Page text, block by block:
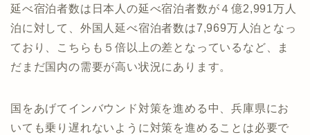
延べ宿泊者数は日本人の延べ宿泊者数が４億2,991万人
泊に対して、外国人延べ宿泊者数は7,969万人泊となっ
ており、こちらも５倍以上の差となっているなど、ま
だまだ国内の需要が高い状況にあります。
国をあげてインバウンド対策を進める中、兵庫県にお
いても乗り遅れないように対策を進めることは必要で